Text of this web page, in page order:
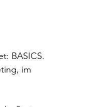
BASICS.
im